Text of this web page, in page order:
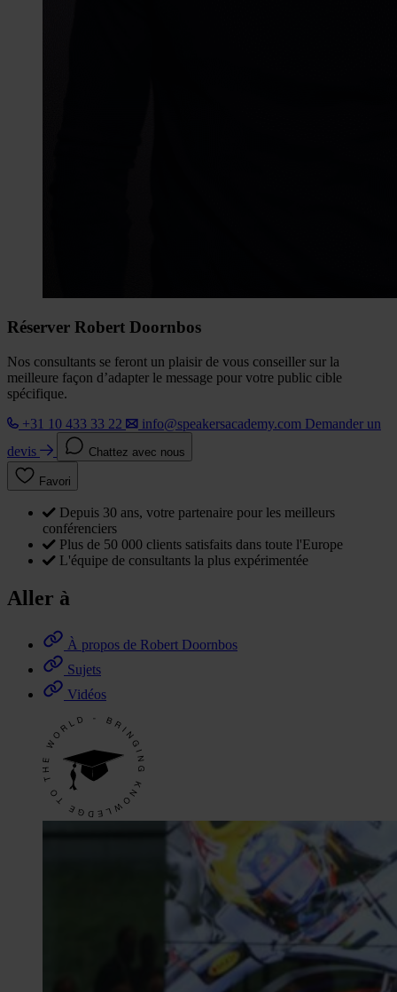
Réserver Robert Doornbos
Nos consultants se feront un plaisir de vous conseiller sur la
meilleure façon d’adapter le message pour votre public cible
spécifique.
+31 10 433 33 22
info@speakersacademy.com Demander un
devis
Chattez avec nous
Favori
Depuis 30 ans, votre partenaire pour les meilleurs
conférenciers
Plus de 50 000 clients satisfaits dans toute l'Europe
L'équipe de consultants la plus expérimentée
Aller à
À propos de Robert Doornbos
Sujets
Vidéos